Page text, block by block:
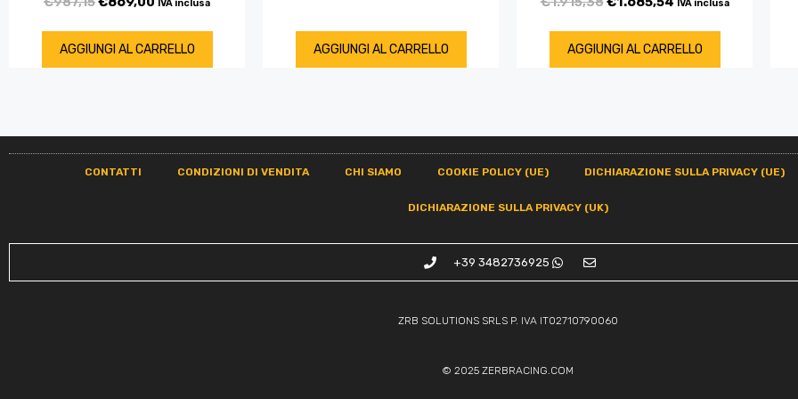
IVA inclusa
AGGIUNGI AL CARRELLO AGGIUNGI AL CARRELLO
IVA inclusa
AGGIUNGI AL CARRELLO
CONTATTI CONDIZIONI DI VENDITA CHI SIAMO COOKIE POLICY (UE) DICHIARAZIONE SULLA PRIVACY (UE)
DICHIARAZIONE SULLA PRIVACY (UK)
+39 3482736925
ZRB SOLUTIONS SRLS P. IVA IT02710790060
© 2025 ZERBRACING.COM